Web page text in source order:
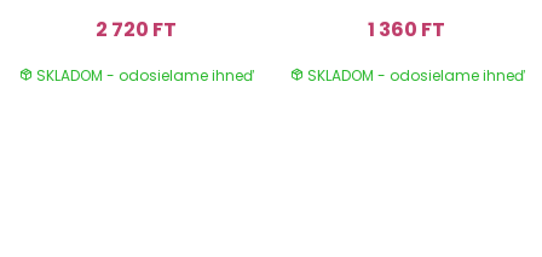
2 720 FT
SKLADOM - odosielame ihneď
1 360 FT
SKLADOM - odosielame ihneď